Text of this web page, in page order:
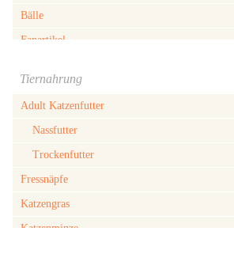
Bälle
Fanartikel
Halsbandanhänger
Katzengeschirr
Katzenhalsband
Tiernahrung
Adult Katzenfutter
Nassfutter
Trockenfutter
Fressnäpfe
Katzengras
Katzenminze